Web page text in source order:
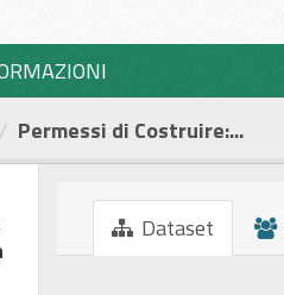
Permessi di Costruire:...
Dataset